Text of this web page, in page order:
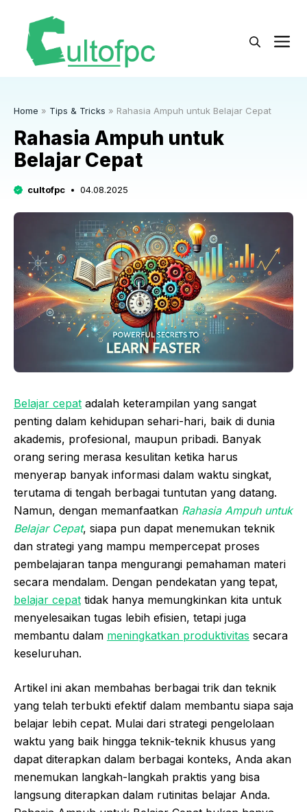
Home » Tips & Tricks » Rahasia Ampuh untuk Belajar Cepat
Rahasia Ampuh untuk
Belajar Cepat
cultofpc 04.08.2025
Belajar cepat adalah keterampilan yang sangat
penting dalam kehidupan sehari-hari, baik di dunia
akademis, profesional, maupun pribadi. Banyak
orang sering merasa kesulitan ketika harus
menyerap banyak informasi dalam waktu singkat,
terutama di tengah berbagai tuntutan yang datang.
Namun, dengan memanfaatkan Rahasia Ampuh untuk
Belajar Cepat, siapa pun dapat menemukan teknik
dan strategi yang mampu mempercepat proses
pembelajaran tanpa mengurangi pemahaman materi
secara mendalam. Dengan pendekatan yang tepat,
belajar cepat tidak hanya memungkinkan kita untuk
menyelesaikan tugas lebih efisien, tetapi juga
membantu dalam meningkatkan produktivitas secara
keseluruhan.
Artikel ini akan membahas berbagai trik dan teknik
yang telah terbukti efektif dalam membantu siapa saja
belajar lebih cepat. Mulai dari strategi pengelolaan
waktu yang baik hingga teknik-teknik khusus yang
dapat diterapkan dalam berbagai konteks, Anda akan
menemukan langkah-langkah praktis yang bisa
langsung diterapkan dalam rutinitas belajar Anda.